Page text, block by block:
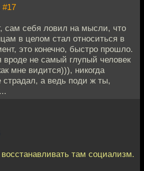
#17
сам себя ловил на мысли, что
в целом стал относиться в
это конечно, быстро прошло.
не самый глупый человек
мне видится))), никогда
а ведь поди ж ты,
там социализм.